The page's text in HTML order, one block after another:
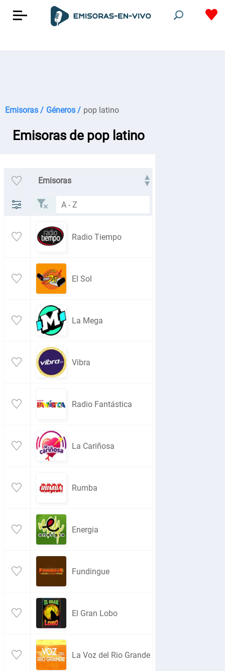
Emisoras / Géneros / pop latino
Emisoras de pop latino
Emisoras
Radio Tiempo
El Sol
La Mega
Vibra
Radio Fantástica
La Cariñosa
Rumba
Energia
Fundingue
El Gran Lobo
La Voz del Rio Grande